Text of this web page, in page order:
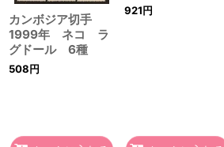
カンボジア切手
1999年 ネコ ラ
グドール 6種
508円
921円